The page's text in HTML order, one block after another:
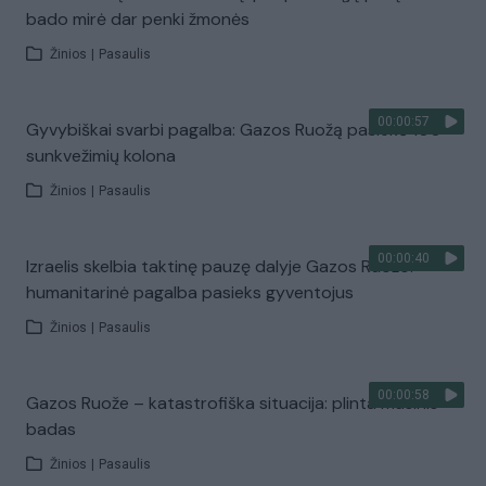
bado mirė dar penki žmonės
Žinios Pasaulis
00:00:57
Gyvybiškai svarbi pagalba: Gazos Ruožą pasiekė 100
sunkvežimių kolona
Žinios Pasaulis
00:00:40
Izraelis skelbia taktinę pauzę dalyje Gazos Ruožo:
humanitarinė pagalba pasieks gyventojus
Žinios Pasaulis
00:00:58
Gazos Ruože – katastrofiška situacija: plinta masinis
badas
Žinios Pasaulis